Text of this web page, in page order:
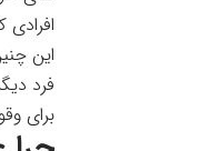
این
فرد
برای